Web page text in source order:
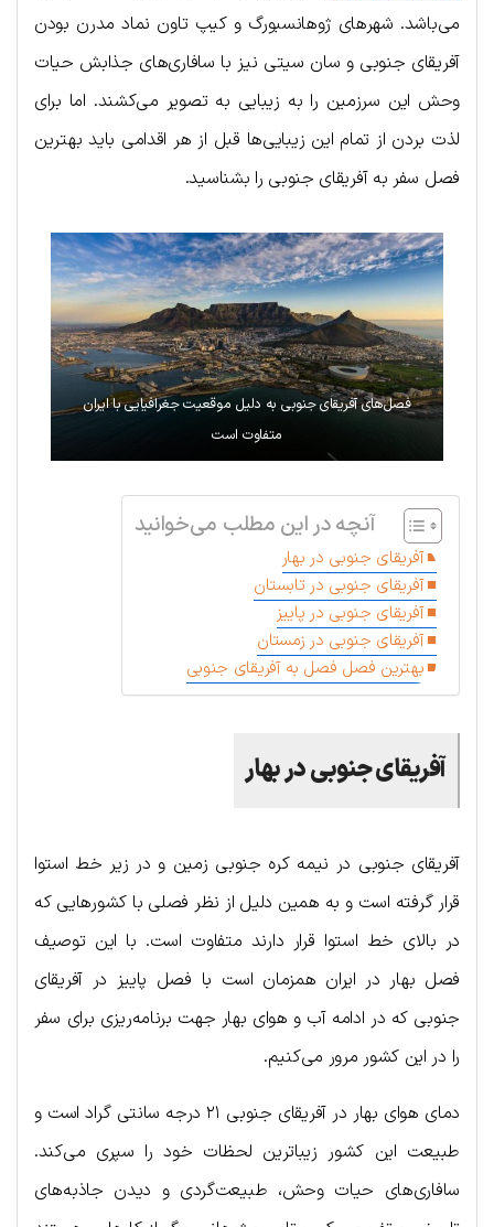
می‌باشد. شهرهای ژوهانسبورگ و کیپ تاون نماد مدرن بودن
آفریقای جنوبی و سان سیتی نیز با سافاری‌های جذابش حیات
وحش این سرزمین را به زیبایی به تصویر می‌کشند. اما برای
لذت بردن از تمام این زیبایی‌ها قبل از هر اقدامی باید بهترین
فصل سفر به آفریقای جنوبی را بشناسید.
فصل‌های آفریقای جنوبی به دلیل موقعیت جغرافیایی با ایران
متفاوت است
آنچه در این مطلب می‌خوانید
آفریقای جنوبی در بهار
آفریقای جنوبی در تابستان
آفریقای جنوبی در پاییز
آفریقای جنوبی در زمستان
بهترین فصل فصل به آفریقای جنوبی
آفریقای جنوبی در بهار
آفریقای جنوبی در نیمه کره جنوبی زمین و در زیر خط استوا
قرار گرفته است و به همین دلیل از نظر فصلی با کشورهایی که
در بالای خط استوا قرار دارند متفاوت است. با این توصیف
فصل بهار در ایران همزمان است با فصل پاییز در آفریقای
جنوبی که در ادامه آب و هوای بهار جهت برنامه‌ریزی برای سفر
را در این کشور مرور می‌کنیم.
دمای هوای بهار در آفریقای جنوبی ۲۱ درجه سانتی گراد است و
طبیعت این کشور زیباترین لحظات خود را سپری می‌کند.
سافاری‌های حیات وحش، طبیعت‌گردی و دیدن جاذبه‌های